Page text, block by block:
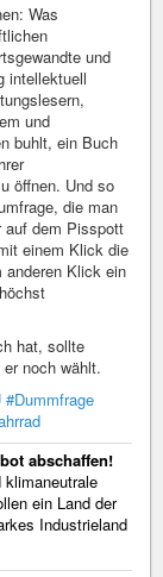
Was
und
intellektuell
und
buhlt, ein Buch
öffnen. Und so
die man
auf dem Pisspott
einem Klick die
anderen Klick ein
hat, sollte
noch wählt.
#Dummfrage
abschaffen!
ein Land der
Industrieland